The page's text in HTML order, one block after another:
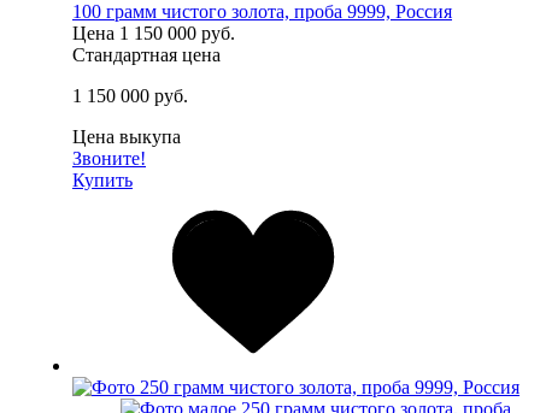
100 грамм чистого золота, проба 9999, Россия
Цена 1 150 000 руб.
Стандартная цена
1 150 000 руб.
Цена выкупа
Звоните!
Купить